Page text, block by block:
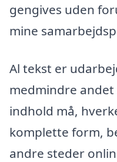
gengives uden
mine
Al tekst er
medmindre
indhold må,
komplette form,
andre steder